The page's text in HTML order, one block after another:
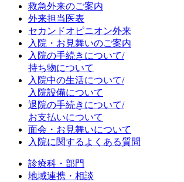
救急外来のご案内
外来担当医表
セカンドオピニオン外来
入院・お見舞いのご案内
入院の手続きについて/
持ち物について
入院中の生活について/
入院設備について
退院の手続きについて/
お支払いについて
面会・お見舞いについて
入院に関するよくある質問
診療科・部門
地域連携・相談